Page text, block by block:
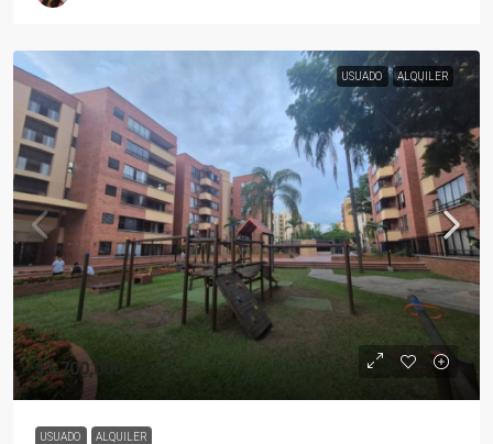
USUADO ALQUILER
$1,700,000
USUADO ALQUILER